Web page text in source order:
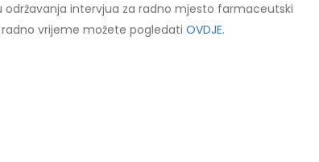
intervjua za radno mjesto farmaceutski
vrijeme možete pogledati OVDJE.